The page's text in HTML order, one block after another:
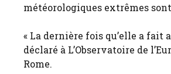
météorologiques extrêmes
« La dernière fois qu’elle a fait
déclaré à L’Observatoire de
Rome.